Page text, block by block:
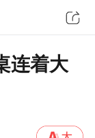
连着大